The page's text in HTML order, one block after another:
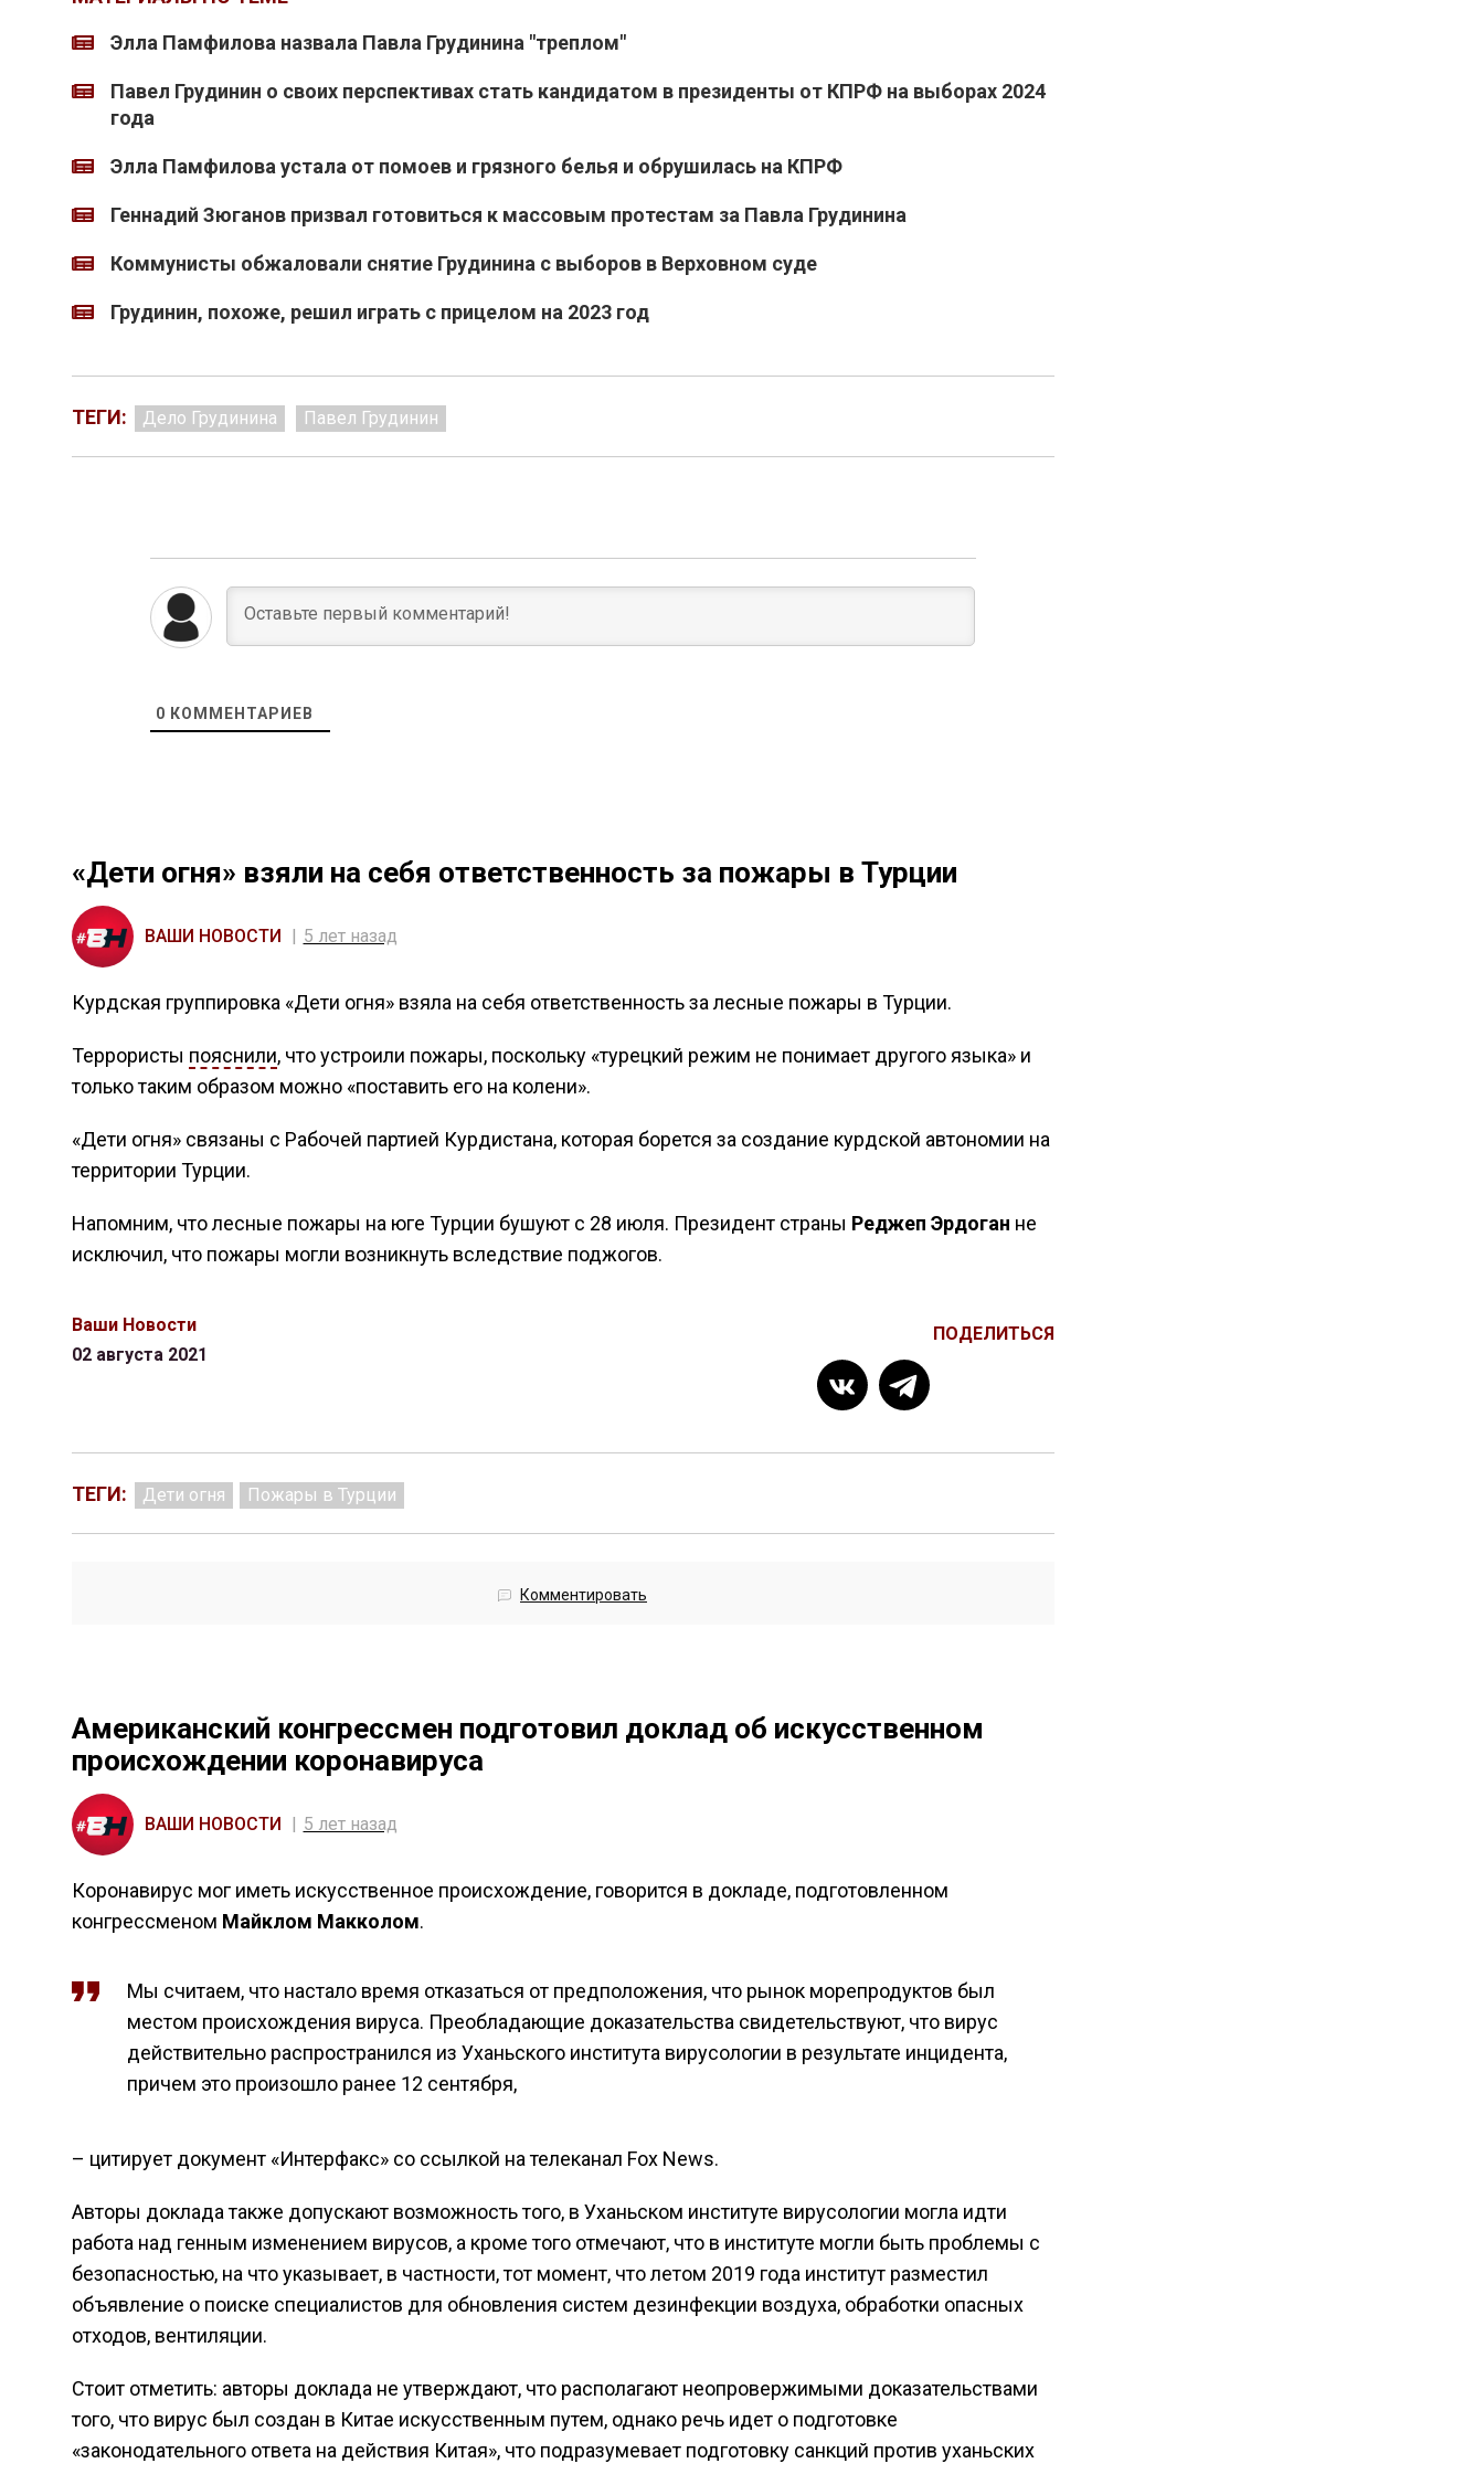
Элла Памфилова назвала Павла Грудинина "треплом"
Павел Грудинин о своих перспективах стать кандидатом в президенты от КПРФ на выборах 2024
года
Элла Памфилова устала от помоев и грязного белья и обрушилась на КПРФ
Геннадий Зюганов призвал готовиться к массовым протестам за Павла Грудинина
Коммунисты обжаловали снятие Грудинина с выборов в Верховном суде
Грудинин, похоже, решил играть с прицелом на 2023 год
ТЕГИ: Дело Грудинина Павел Грудинин
0 КОММЕНТАРИЕВ
«Дети огня» взяли на себя ответственность за пожары в Турции
ВАШИ НОВОСТИ 5 лет назад
Курдская группировка «Дети огня» взяла на себя ответственность за лесные пожары в Турции.
Террористы пояснили, что устроили пожары, поскольку «турецкий режим не понимает другого языка» и
только таким образом можно «поставить его на колени».
«Дети огня» связаны с Рабочей партией Курдистана, которая борется за создание курдской автономии на
территории Турции.
Напомним, что лесные пожары на юге Турции бушуют с 28 июля. Президент страны Реджеп Эрдоган не
исключил, что пожары могли возникнуть вследствие поджогов.
Ваши Новости
02 августа 2021
ПОДЕЛИТЬСЯ
ТЕГИ: Дети огня Пожары в Турции
Комментировать
Американский конгрессмен подготовил доклад об искусственном
происхождении коронавируса
ВАШИ НОВОСТИ 5 лет назад
Коронавирус мог иметь искусственное происхождение, говорится в докладе, подготовленном
конгрессменом Майклом Макколом.
Мы считаем, что настало время отказаться от предположения, что рынок морепродуктов был
местом происхождения вируса. Преобладающие доказательства свидетельствуют, что вирус
действительно распространился из Уханьского института вирусологии в результате инцидента,
причем это произошло ранее 12 сентября,
– цитирует документ «Интерфакс» со ссылкой на телеканал Fox News.
Авторы доклада также допускают возможность того, в Уханьском институте вирусологии могла идти
работа над генным изменением вирусов, а кроме того отмечают, что в институте могли быть проблемы с
безопасностью, на что указывает, в частности, тот момент, что летом 2019 года институт разместил
объявление о поиске специалистов для обновления систем дезинфекции воздуха, обработки опасных
отходов, вентиляции.
Стоит отметить: авторы доклада не утверждают, что располагают неопровержимыми доказательствами
того, что вирус был создан в Китае искусственным путем, однако речь идет о подготовке
«законодательного ответа на действия Китая», что подразумевает подготовку санкций против уханьских